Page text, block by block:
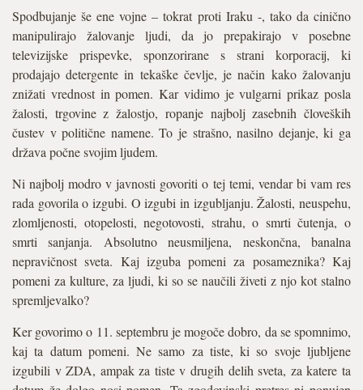
Spodbujanje še ene vojne – tokrat proti Iraku -, tako da cinično
manipulirajo žalovanje ljudi, da jo prepakirajo v posebne
televizijske prispevke, sponzorirane s strani korporacij, ki
prodajajo detergente in tekaške čevlje, je način kako žalovanju
znižati vrednost in pomen. Kar vidimo je vulgarni prikaz posla
žalosti, trgovine z žalostjo, ropanje najbolj zasebnih človeških
čustev v politične namene. To je strašno, nasilno dejanje, ki ga
država počne svojim ljudem.
Ni najbolj modro v javnosti govoriti o tej temi, vendar bi vam res
rada govorila o izgubi. O izgubi in izgubljanju. Žalosti, neuspehu,
zlomljenosti, otopelosti, negotovosti, strahu, o smrti čutenja, o
smrti sanjanja. Absolutno neusmiljena, neskončna, banalna
nepravičnost sveta. Kaj izguba pomeni za posameznika? Kaj
pomeni za kulture, za ljudi, ki so se naučili živeti z njo kot stalno
spremljevalko?
Ker govorimo o 11. septembru je mogoče dobro, da se spomnimo,
kaj ta datum pomeni. Ne samo za tiste, ki so svoje ljubljene
izgubili v ZDA, ampak za tiste v drugih delih sveta, za katere ta